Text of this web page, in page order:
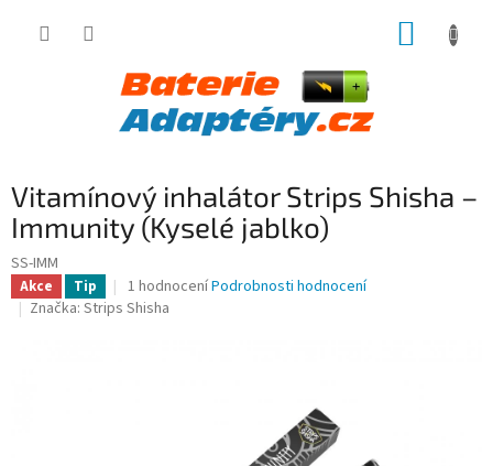
Vitamínový inhalátor Strips Shisha –
Immunity (Kyselé jablko)
SS-IMM
Akce Tip
Průměrné
hodnocení
1 hodnoceníPodrobnosti hodnocení
Značka: Strips Shisha